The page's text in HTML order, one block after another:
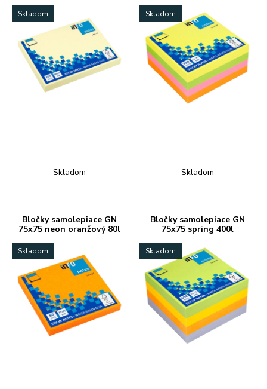
Skladom
Skladom
Skladom
Skladom
Bločky samolepiace GN
75x75 neon oranžový 80l
Skladom
Bločky samolepiace GN
75x75 spring 400l
Skladom